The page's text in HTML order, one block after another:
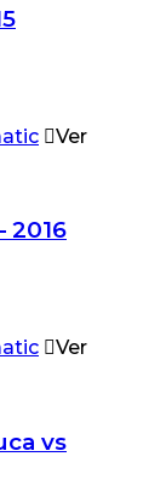
Ver
2016
Ver
vs